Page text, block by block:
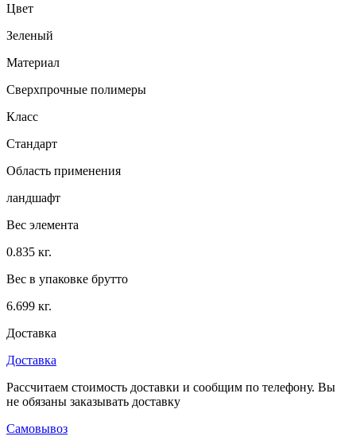
Цвет
Зеленый
Материал
Сверхпрочные полимеры
Класс
Стандарт
Область применения
ландшафт
Вес элемента
0.835 кг.
Вес в упаковке брутто
6.699 кг.
Доставка
Доставка
Рассчитаем стоимость доставки и сообщим по телефону. Вы
не обязаны заказывать доставку
Самовывоз